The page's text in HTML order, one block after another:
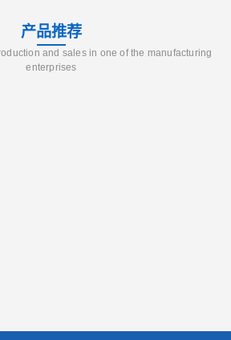
产品推荐
and sales in one of the manufacturing
enterprises